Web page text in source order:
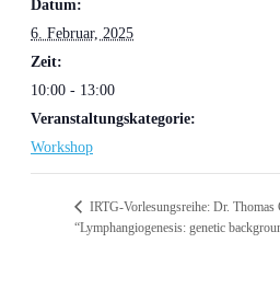
Datum:
6. Februar, 2025
Zeit:
10:00 - 13:00
Veranstaltungskategorie:
Workshop
IRTG-Vorlesungsreihe: Dr. Thomas
“Lymphangiogenesis: genetic